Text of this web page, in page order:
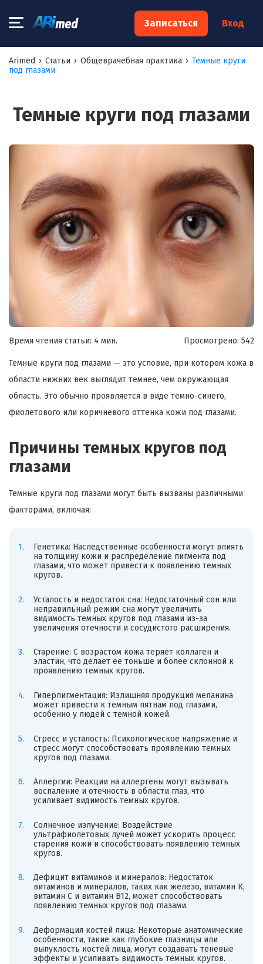
Записаться Вход
Arimed › Статьи › Общеврачебная практика › Темные круги
под глазами
Темные круги под глазами
Время чтения статьи: 4 мин. Просмотрено: 542
Темные круги под глазами — это условие, при котором кожа в
области нижних век выглядит темнее, чем окружающая
область. Это обычно проявляется в виде темно-синего,
фиолетового или коричневого оттенка кожи под глазами.
Причины темных кругов под
глазами
Темные круги под глазами могут быть вызваны различными
факторами, включая:
Генетика: Наследственные особенности могут влиять
на толщину кожи и распределение пигмента под
глазами, что может привести к появлению темных
кругов.
Усталость и недостаток сна: Недостаточный сон или
неправильный режим сна могут увеличить
видимость темных кругов под глазами из-за
увеличения отечности и сосудистого расширения.
Старение: С возрастом кожа теряет коллаген и
эластин, что делает ее тоньше и более склонной к
проявлению темных кругов.
Гиперпигментация: Излишняя продукция меланина
может привести к темным пятнам под глазами,
особенно у людей с темной кожей.
Стресс и усталость: Психологическое напряжение и
стресс могут способствовать проявлению темных
кругов под глазами.
Аллергии: Реакции на аллергены могут вызывать
воспаление и отечность в области глаз, что
усиливает видимость темных кругов.
Солнечное излучение: Воздействие
ультрафиолетовых лучей может ускорить процесс
старения кожи и способствовать появлению темных
кругов.
Дефицит витаминов и минералов: Недостаток
витаминов и минералов, таких как железо, витамин К,
витамин С и витамин B12, может способствовать
появлению темных кругов под глазами.
Деформация костей лица: Некоторые анатомические
особенности, такие как глубокие глазницы или
выпуклость костей лица, могут создавать теневые
эффекты и усиливать видимость темных кругов.
×
Запишитесь на консультацию к
Ваш e-mail:*
Я согласен наобработку моих персональных данных